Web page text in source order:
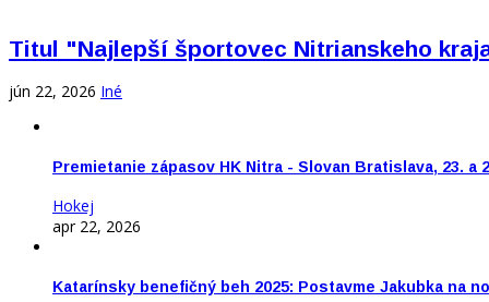
Titul "Najlepší športovec Nitrianskeho
jún 22, 2026 Iné
Premietanie zápasov HK Nitra - Slovan Bratislava, 23. a
Hokej
apr 22, 2026
Katarínsky benefičný beh 2025: Postavme Jakubka na